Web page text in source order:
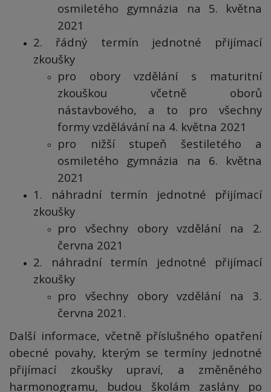
osmiletého gymnázia na 5. května
2021
2. řádný termín jednotné přijímací
zkoušky
pro obory vzdělání s maturitní
zkouškou včetně oborů
nástavbového, a to pro všechny
formy vzdělávání na 4. května 2021
pro nižší stupeň šestiletého a
osmiletého gymnázia na 6. května
2021
1. náhradní termín jednotné přijímací
zkoušky
pro všechny obory vzdělání na 2.
června 2021
2. náhradní termín jednotné přijímací
zkoušky
pro všechny obory vzdělání na 3.
června 2021.
Další informace, včetně příslušného opatření
obecné povahy, kterým se termíny jednotné
přijímací zkoušky upraví, a změněného
harmonogramu, budou školám zaslány po